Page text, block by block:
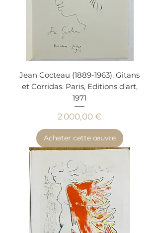
Jean Cocteau (1889-1963). Gitans
et Corridas. Paris, Editions d’art,
1971
Prix
2 000,00 €
Acheter cette œuvre